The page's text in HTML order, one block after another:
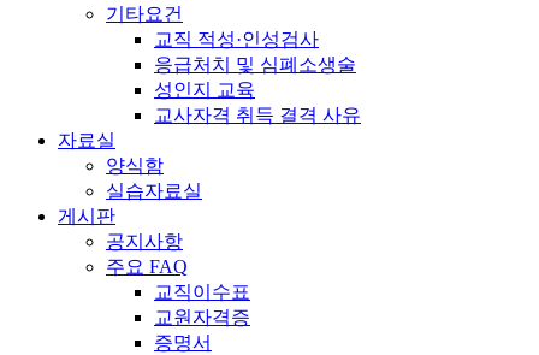
기타요건
교직 적성·인성검사
응급처치 및 심폐소생술
성인지 교육
교사자격 취득 결격 사유
자료실
양식함
실습자료실
게시판
공지사항
주요 FAQ
교직이수표
교원자격증
증명서